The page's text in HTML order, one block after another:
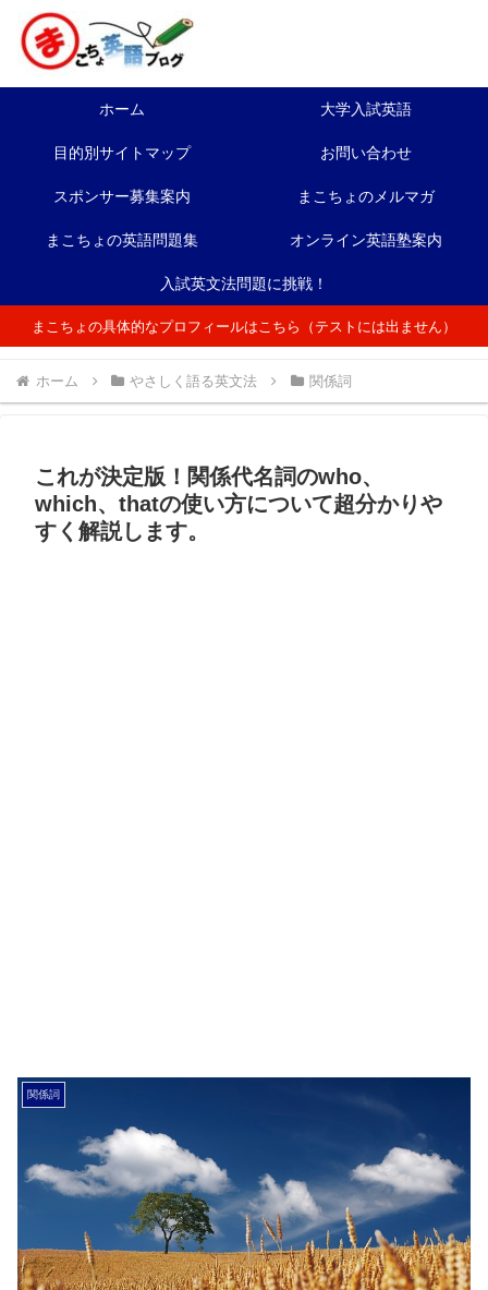
ホーム 大学入試英語
目的別サイトマップ お問い合わせ
スポンサー募集案内 まこちょのメルマガ
まこちょの英語問題集 オンライン英語塾案内
入試英文法問題に挑戦！
まこちょの具体的なプロフィールはこちら（テストには出ません）
ホーム やさしく語る英文法 関係詞
これが決定版！関係代名詞のwho、
which、thatの使い方について超分かりや
すく解説します。
関係詞